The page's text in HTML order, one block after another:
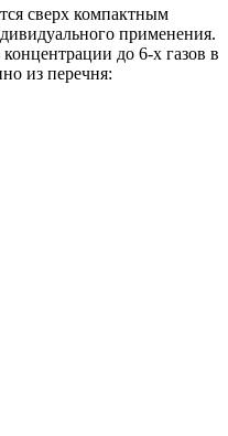
сверх компактным
применения.
до 6-х газов в
из перечня: